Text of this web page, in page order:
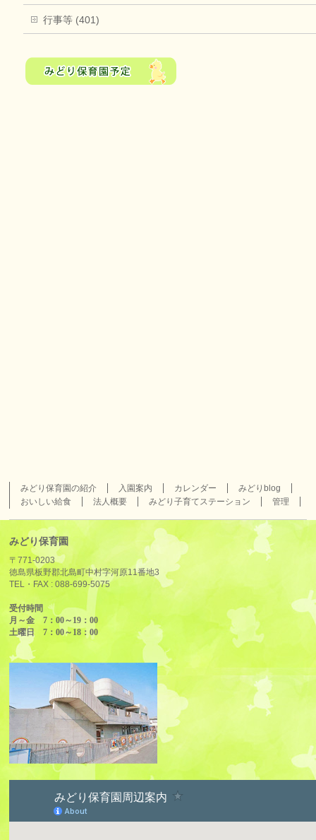
行事等 (401)
みどり保育園の紹介 入園案内 カレンダー
みどりblog
おいしい給食
法人概要 みどり子育てステーション 管理
みどり保育園
〒771-0203
徳島県板野郡北島町中村字河原11番地3
TEL・FAX :088-699-5075
受付時間
月～金 7：00～19：00
土曜日 7：00～18：00